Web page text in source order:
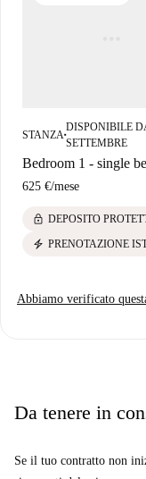
STANZA ■
DISPONIBILE
SETTEMBRE
Bedroom 1 - single
625 €/mese
lock DEPOSITO
electric_bolt PRENOTAZIONE
Abbiamo verificato
Da tenere in
Se il tuo contratto non